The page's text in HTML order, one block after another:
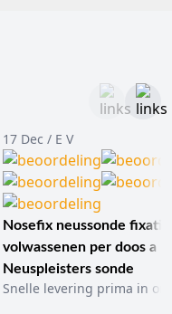
17 Dec / E V
Nosefix neussonde
volwassenen per doos a
Neuspleisters sonde
Snelle levering prima in